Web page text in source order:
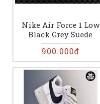
Nike Air Force 1 Low
Black Grey Suede
900.000đ